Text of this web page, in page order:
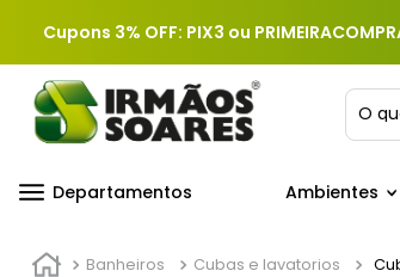
Cupons 3% OFF: PIX3 ou
O
Departamentos Ambientes
Banheiros Cubas e lavatorios